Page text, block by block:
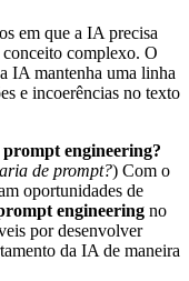
em que a IA precisa
complexo. O
IA mantenha uma linha
e incoerências no texto
engineering?
de prompt?) Com o
oportunidades de
engineering no
por desenvolver
da IA de maneira